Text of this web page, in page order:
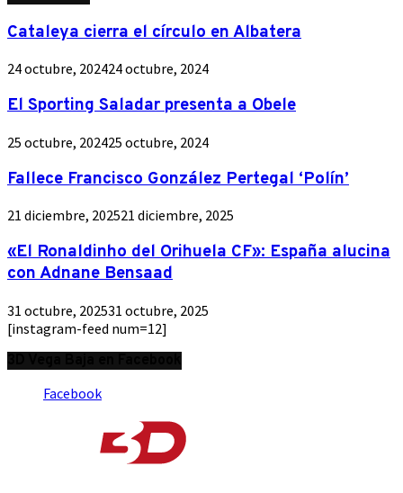
Cataleya cierra el círculo en Albatera
24 octubre, 202424 octubre, 2024
El Sporting Saladar presenta a Obele
25 octubre, 202425 octubre, 2024
Fallece Francisco González Pertegal ‘Polín’
21 diciembre, 202521 diciembre, 2025
«El Ronaldinho del Orihuela CF»: España alucina
con Adnane Bensaad
31 octubre, 202531 octubre, 2025
[instagram-feed num=12]
Facebook